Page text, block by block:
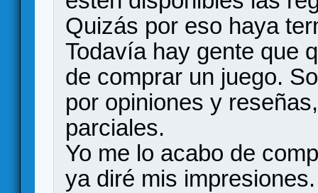
Quizás por eso haya
Todavía hay gente que
de comprar un juego.
por opiniones y
parciales.
Yo me lo acabo de
ya diré mis impresiones.